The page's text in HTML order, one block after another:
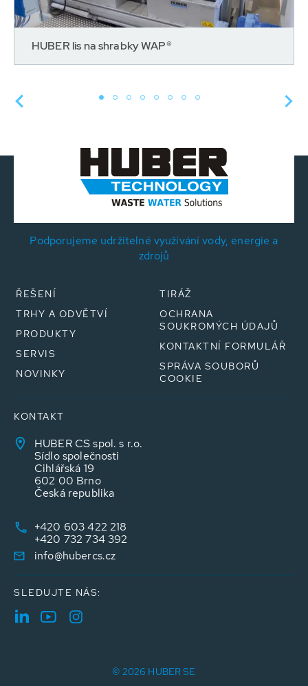
HUBER lis na shrabky WAP®
Podporujeme udržitelné využívání vody, energie a
zdrojů
ŘEŠENÍ
TRHY A ODVĚTVÍ
PRODUKTY
SERVIS
NOVINKY
TIRÁŽ
OCHRANA
SOUKROMÝCH ÚDAJŮ
KONTAKTNÍ FORMULÁŘ
SPRÁVA SOUBORŮ
COOKIE
KONTAKT
HUBER CS spol. s r.o.
Sídlo společnosti
Cihlářská 19
602 00 Brno
Česká republika
+420 603 422 218
+420 732 734 392
info@hubercs.cz
SLEDUJTE NÁS:
© 2026 HUBER SE